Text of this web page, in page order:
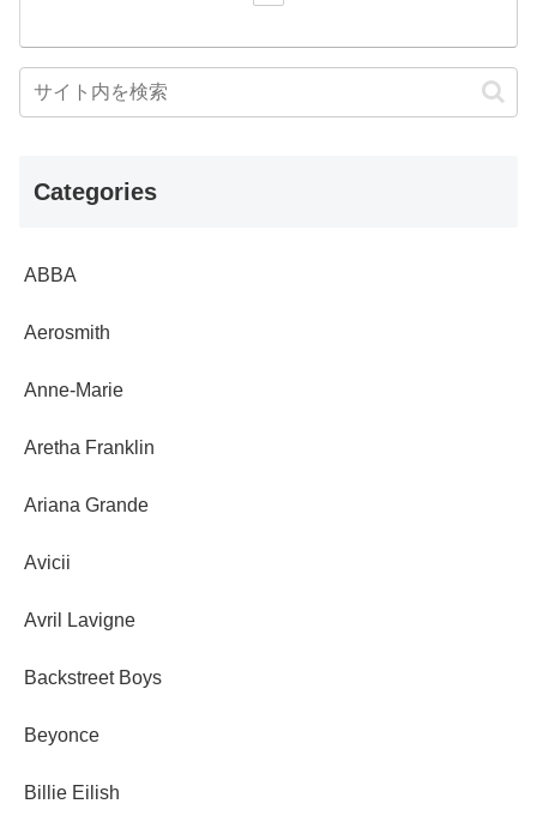
Categories
ABBA
Aerosmith
Anne-Marie
Aretha Franklin
Ariana Grande
Avicii
Avril Lavigne
Backstreet Boys
Beyonce
Billie Eilish